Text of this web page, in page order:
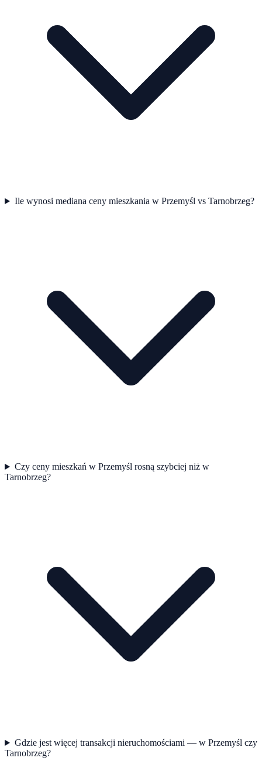
Ile wynosi mediana ceny mieszkania w Przemyśl vs Tarnobrzeg?
Czy ceny mieszkań w Przemyśl rosną szybciej niż w
Tarnobrzeg?
Gdzie jest więcej transakcji nieruchomościami — w Przemyśl czy
Tarnobrzeg?